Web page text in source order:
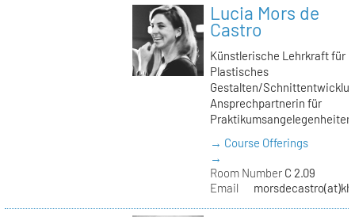
Lucia Mors de
Castro
Künstlerische Lehrkraft für
Plastisches
Gestalten/
Ansprechpartnerin für
Praktikumsangelegenheiten
→ Course Offerings
→
Room NumberC 2.09
Email